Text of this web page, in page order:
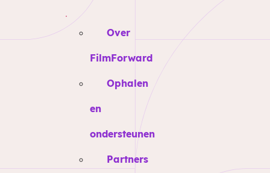
Over
FilmForward
Ophalen
en
ondersteunen
Partners